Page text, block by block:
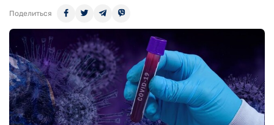
Поделиться